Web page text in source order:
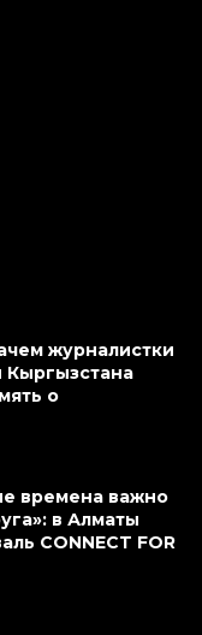
журналистки
Кыргызстана
о
времена важно
в Алматы
CONNECT FOR